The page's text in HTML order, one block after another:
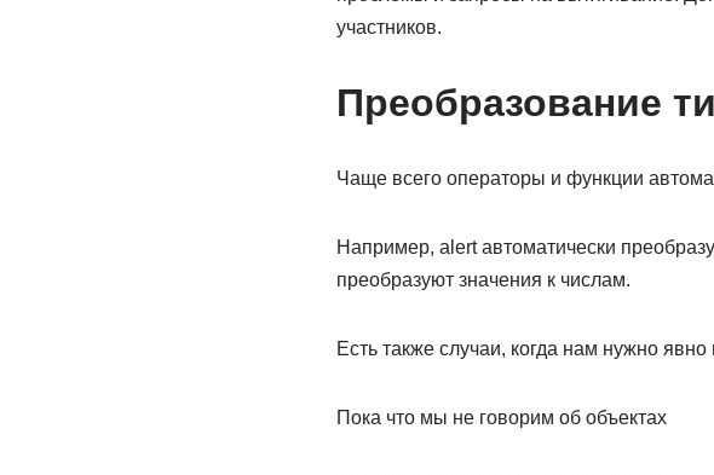
участников.
Преобразование
Чаще всего операторы и функции
Например, alert автоматически
преобразуют значения к числам.
Есть также случаи, когда нам нужно
Пока что мы не говорим об объектах